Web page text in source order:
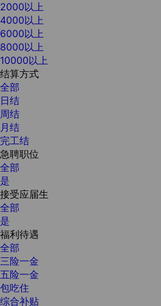
2000以上
4000以上
6000以上
8000以上
10000以上
结算方式
全部
日结
周结
月结
完工结
急聘职位
全部
是
接受应届生
全部
是
福利待遇
全部
三险一金
五险一金
包吃住
综合补贴